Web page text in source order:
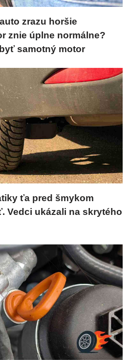
zrazu horšie
znie úplne normálne?
samotný motor
ťa pred šmykom
Vedci ukázali na skrytého